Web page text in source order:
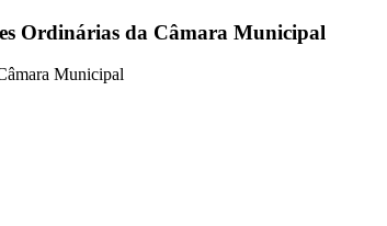
Ordinárias da Câmara Municipal
Municipal